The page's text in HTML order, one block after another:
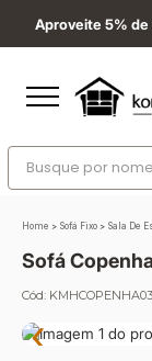
Aproveite 5% de
Home > Sofá Fixo > Sala De
Sofá
Cód:
‹
º
sofá cama